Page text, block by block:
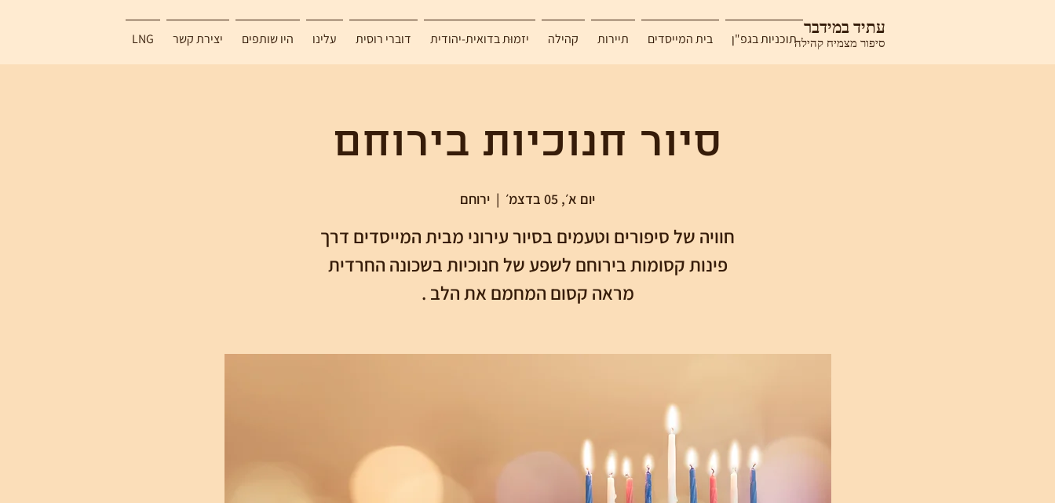
תוכניות בגפ"ן בית המייסדים תיירות קהילה יזמוּת בדואית-יהודית דוברי רוסית עלינו היו שותפים יצירת קשר LNG
עתיד במידבר
סיפור מצמיח קהילה
סיור חנוכיות בירוחם
יום א׳, 05 בדצמ׳
  |
ירוחם
חוויה של סיפורים וטעמים בסיור עירוני מבית המייסדים דרך
פינות קסומות בירוחם לשפע של חנוכיות בשכונה החרדית
מראה קסום המחמם את הלב .